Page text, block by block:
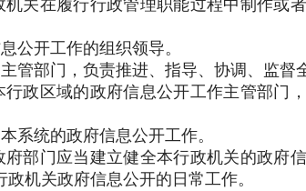
关在履行行政管理职能过程中制作或
公开工作的组织领导。
管部门，负责推进、指导、协调、监督
政区域的政府信息公开工作主管部门
系统的政府信息公开工作。
部门应当建立健全本行政机关的政府
机关政府信息公开的日常工作。